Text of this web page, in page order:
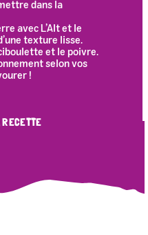
dans la
avec L’Alt et le
texture lisse.
et le poivre.
selon vos
!
RECETTE